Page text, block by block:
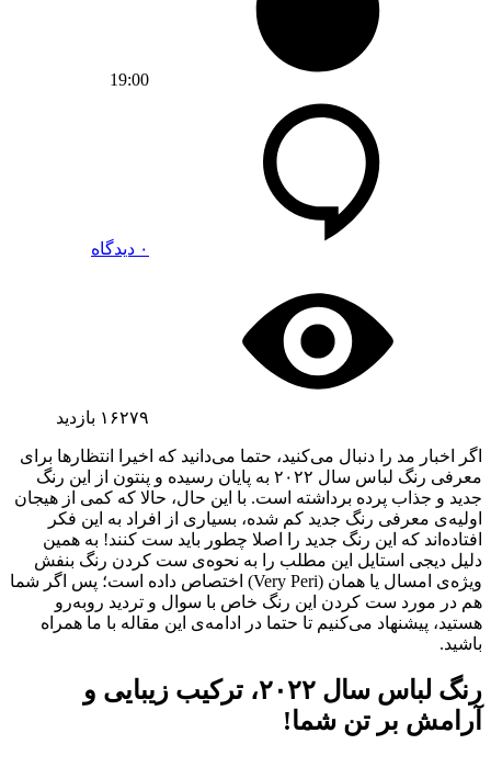
19:00
۰ دیدگاه
۱۶۲۷۹ بازدید
اگر اخبار مد را دنبال می‌کنید، حتما می‌دانید که اخیرا انتظارها برای
معرفی رنگ لباس سال ۲۰۲۲ به پایان رسیده و پنتون از این رنگ
جدید و جذاب پرده‌ برداشته است. با این حال، حالا که کمی از هیجان
اولیه‌ی معرفی رنگ جدید کم شده، بسیاری از افراد به این فکر
افتاده‌اند که این رنگ جدید را اصلا چطور باید ست کنند! به همین
دلیل دیجی‌ استایل این مطلب را به نحوه‌ی ست کردن رنگ بنفش
ویژه‌ی امسال یا همان (Very Peri) اختصاص داده است؛ پس اگر شما
هم در مورد ست کردن این رنگ خاص با سوال و تردید رو‌به‌رو
هستید، پیشنهاد می‌کنیم تا حتما در ادامه‌ی این مقاله با ما همراه
باشید.
رنگ لباس سال ۲۰۲۲، ترکیب زیبایی و
آرامش بر تن شما!